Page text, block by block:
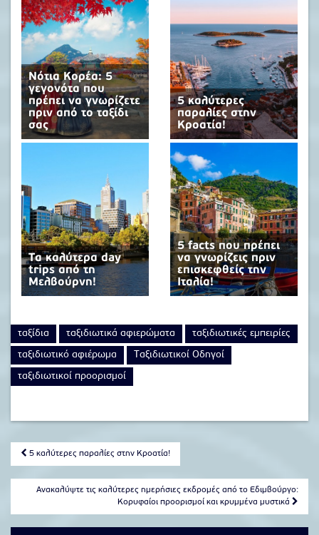
Νότια Κορέα: 5
γεγονότα που
πρέπει να γνωρίζετε
πριν από το ταξίδι
σας
5 καλύτερες
παραλίες στην
Κροατία!
Τα καλύτερα day
trips από τη
Μελβούρνη!
5 facts που πρέπει
να γνωρίζεις πριν
επισκεφθείς την
Ιταλία!
ταξίδια ταξιδιωτικά αφιερώματα
ταξιδιωτικές εμπειρίες
ταξιδιωτικό αφιέρωμα
Ταξιδιωτικοί Οδηγοί
ταξιδιωτικοί προορισμοί
Post 5 καλύτερες παραλίες στην Κροατία!
Ανακαλύψτε τις καλύτερες ημερήσιες εκδρομές από το Εδιμβούργο:
Κορυφαίοι προορισμοί και κρυμμένα μυστικά